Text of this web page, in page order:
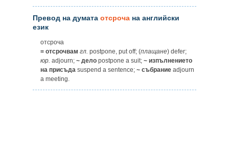
Превод на думата отсроча на английски
език
отсроча
= отсрочвам гл. postpone, put off; (плащане) defer;
юр. adjourn; ~ дело postpone a suit; ~ изпълнението
на присъда suspend a sentence; ~ събрание adjourn
a meeting.